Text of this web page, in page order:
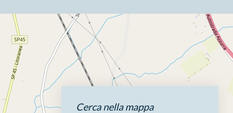
Cerca nella mappa